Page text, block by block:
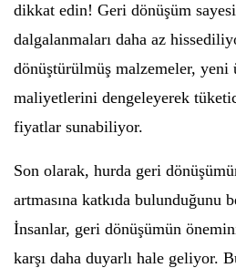
dikkat edin! Geri dönüşüm
dalgalanmaları daha az
dönüştürülmüş malzemeler,
maliyetlerini dengeleyerek
fiyatlar sunabiliyor.
Son olarak, hurda geri
artmasına katkıda bulunduğunu
İnsanlar, geri dönüşümün
karşı daha duyarlı hale geliyor.